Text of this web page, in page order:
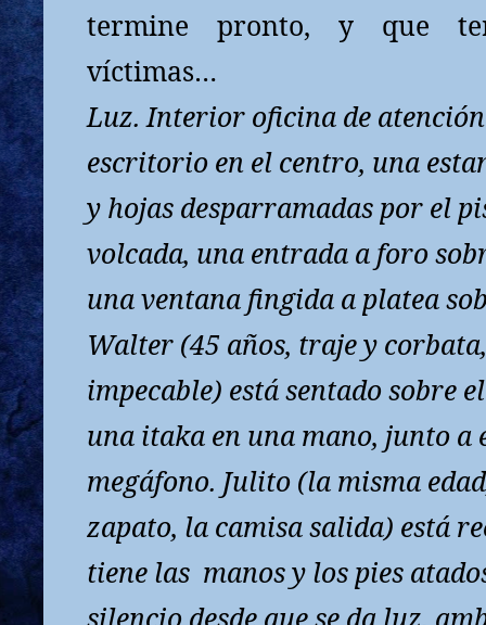
termine pronto, y que
víctimas…
Luz. Interior oficina de
escritorio en el centro, una
y hojas desparramadas por el
volcada, una entrada a foro
una ventana fingida a platea
Walter (45 años, traje y
impecable) está sentado sobre
una itaka en una mano, junto a
megáfono. Julito (la misma
zapato, la camisa salida) está
tiene las manos y los pies